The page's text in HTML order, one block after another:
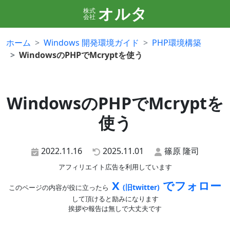
株式
会社 オルタ
ホーム Windows 開発環境ガイド
PHP環境構築
WindowsのPHPでMcryptを使う
WindowsのPHPでMcryptを
使う
2022.11.16 2025.11.01 篠原 隆司
アフィリエイト広告を利用しています
このページの内容が役に立ったら X (旧twitter) でフォロー
して頂けると励みになります
挨拶や報告は無しで大丈夫です